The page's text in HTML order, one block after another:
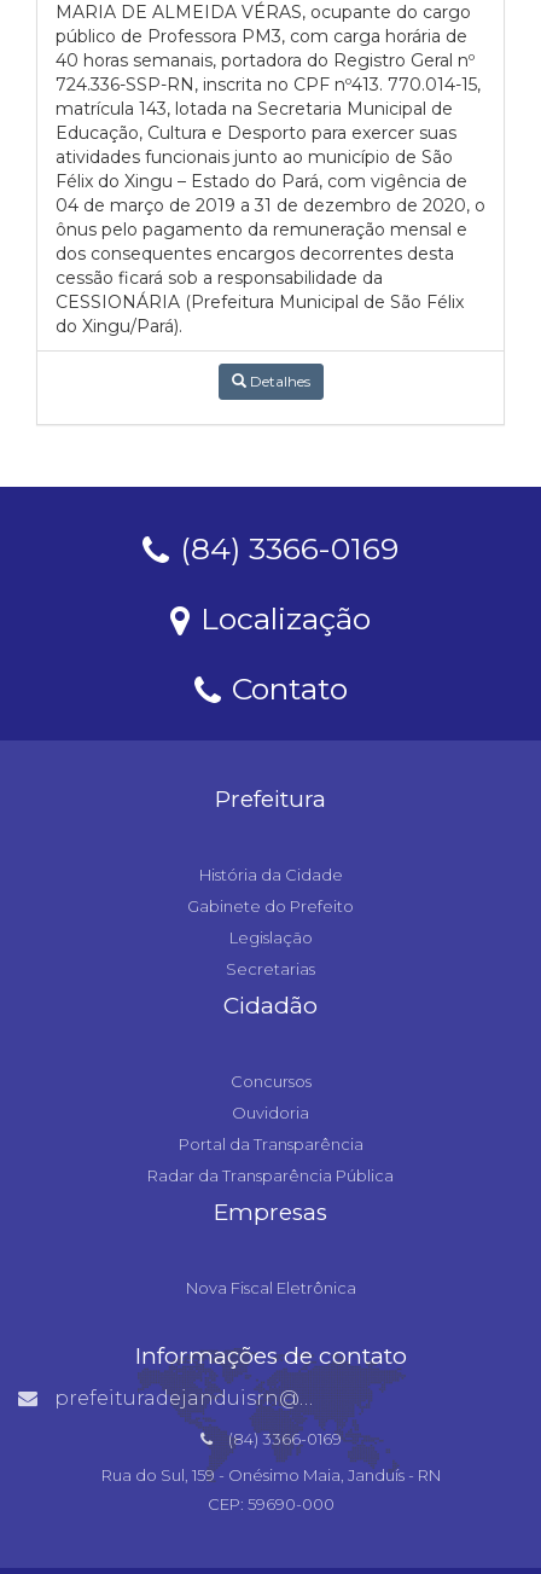
MARIA DE ALMEIDA VÉRAS, ocupante do cargo
público de Professora PM3, com carga horária de
40 horas semanais, portadora do Registro Geral nº
724.336-SSP-RN, inscrita no CPF nº413. 770.014-15,
matrícula 143, lotada na Secretaria Municipal de
Educação, Cultura e Desporto para exercer suas
atividades funcionais junto ao município de São
Félix do Xingu – Estado do Pará, com vigência de
04 de março de 2019 a 31 de dezembro de 2020, o
ônus pelo pagamento da remuneração mensal e
dos consequentes encargos decorrentes desta
cessão ficará sob a responsabilidade da
CESSIONÁRIA (Prefeitura Municipal de São Félix
do Xingu/Pará).
Detalhes
(84) 3366-0169
Localização
Contato
Prefeitura
História da Cidade
Gabinete do Prefeito
Legislação
Secretarias
Cidadão
Concursos
Ouvidoria
Portal da Transparência
Radar da Transparência Pública
Empresas
Nova Fiscal Eletrônica
Informações de contato
prefeituradejanduisrn@gmail.com
(84) 3366-0169
Rua do Sul, 159 - Onésimo Maia, Janduís - RN
CEP: 59690-000